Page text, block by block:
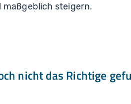
steigern.
nicht das Richtige